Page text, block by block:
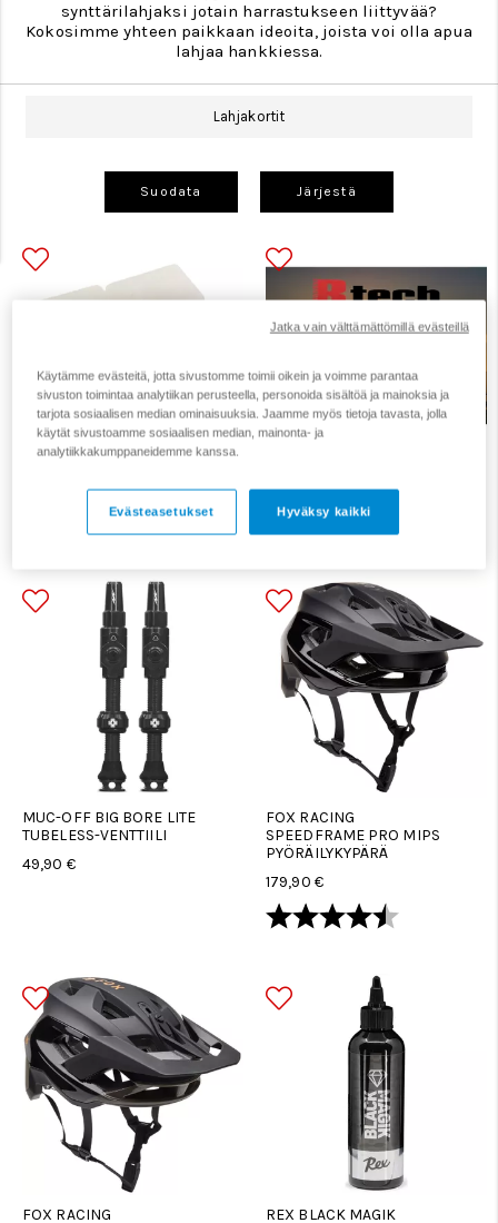
synttärilahjaksi jotain harrastukseen liittyvää?
Kokosimme yhteen paikkaan ideoita, joista voi olla apua
lahjaa hankkiessa.
Lahjakortit
Suodata Järjestä
HOT WAX KUUMAVAHA
€
40 €
MUC-OFF BIG BORE LITE
TUBELESS-VENTTIILI
49,90 €
FOX RACING
SPEEDFRAME PRO MIPS
PYÖRÄILYKYPÄRÄ
179,90 €
Arvio:
FOX RACING
REX BLACK MAGIK
Käytämme evästeitä, jotta sivustomme toimii oikein ja voimme parantaa
sivuston toimintaa analytiikan perusteella, personoida sisältöä ja mainoksia ja
tarjota sosiaalisen median ominaisuuksia. Jaamme myös tietoja tavasta, jolla
käytät sivustoamme sosiaalisen median, mainonta- ja
analytiikkakumppaneidemme kanssa.
Hyväksy kaikki
Evästeasetukset
Jatka vain välttämättömillä evästeillä